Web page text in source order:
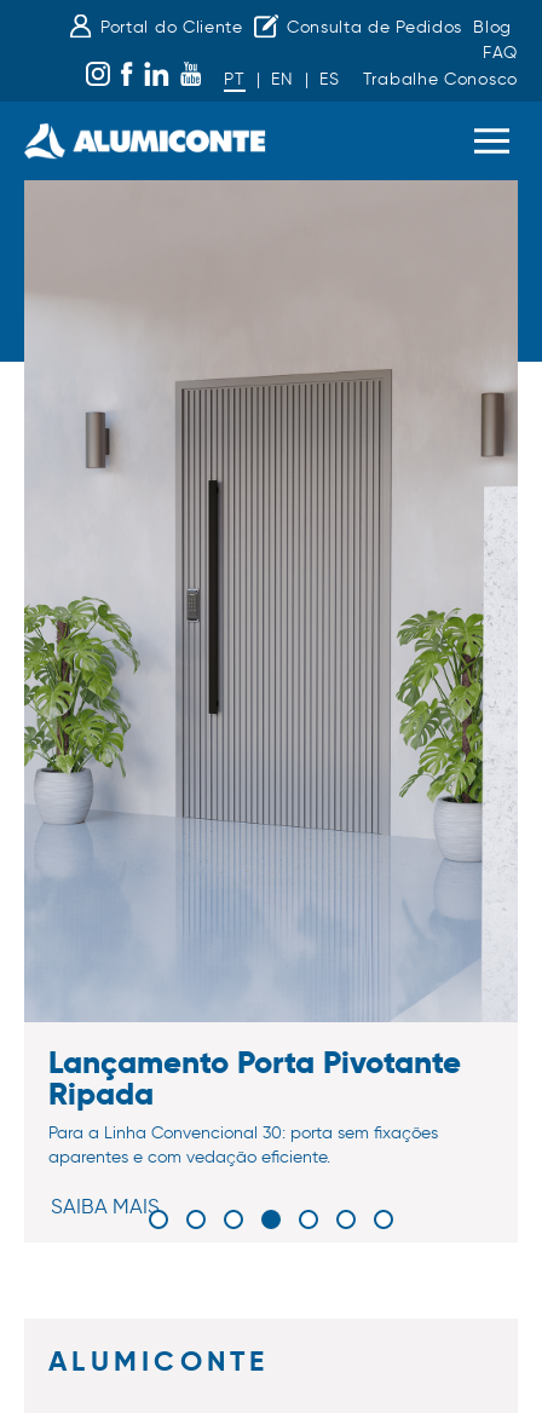
Portal do Cliente Consulta de Pedidos
Blog
FAQ
PT
| EN | ES Trabalhe Conosco
Lançamento Porta Pivotante
Ripada
Para a Linha Convencional 30: porta sem fixações
aparentes e com vedação eficiente.
SAIBA MAIS
ALUMICONTE